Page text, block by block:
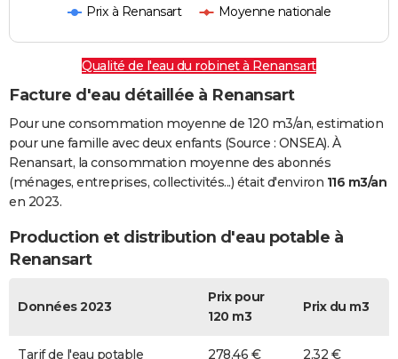
Prix à Renansart Moyenne nationale
Qualité de l'eau du robinet à Renansart
Facture d'eau détaillée à Renansart
Pour une consommation moyenne de 120 m3/an, estimation
pour une famille avec deux enfants (Source : ONSEA). À
Renansart, la consommation moyenne des abonnés
(ménages, entreprises, collectivités...) était d'environ 116 m3/an
en 2023.
Production et distribution d'eau potable à
Renansart
Données 2023
Prix pour
120 m3
Prix du m3
Tarif de l'eau potable 278,46 € 2,32 €